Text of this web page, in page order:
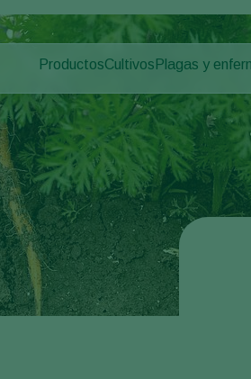
Productos
Control de plagas
Control de enfermedades
Polinización
Sanidad vegetal
Aplicación
Monitoreo
Cultivos
Hortalizas bajo cultivo
Plantas ornamentales
Frutas
Hortalizas de cultivo al
Cereales
Plagas y
Plagas en